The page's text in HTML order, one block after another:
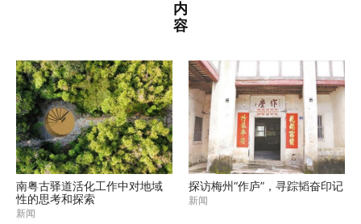
内
容
南粤古驿道活化工作中对地域
性的思考和探索
新闻
探访梅州“作庐”，寻踪韬奋印记
新闻